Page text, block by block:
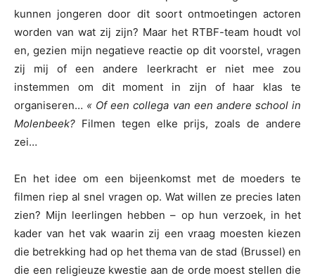
kunnen jongeren door dit soort ontmoetingen actoren
worden van wat zij zijn? Maar het RTBF-team houdt vol
en, gezien mijn negatieve reactie op dit voorstel, vragen
zij mij of een andere leerkracht er niet mee zou
instemmen om dit moment in zijn of haar klas te
organiseren… « Of een collega van een andere school in
Molenbeek? Filmen tegen elke prijs, zoals de andere
zei…
En het idee om een bijeenkomst met de moeders te
filmen riep al snel vragen op. Wat willen ze precies laten
zien? Mijn leerlingen hebben – op hun verzoek, in het
kader van het vak waarin zij een vraag moesten kiezen
die betrekking had op het thema van de stad (Brussel) en
die een religieuze kwestie aan de orde moest stellen die